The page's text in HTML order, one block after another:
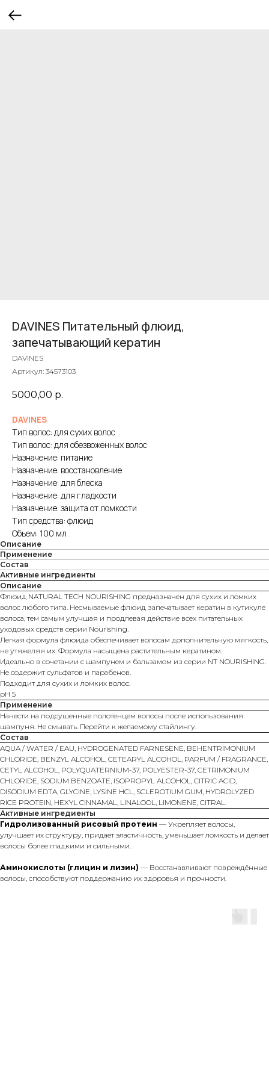
DAVINES Питательный флюид,
запечатывающий кератин
DAVINES
Артикул: 34573103
5000,00 р.
DAVINES
Тип волос: для сухих волос
Тип волос: для обезвоженных волос
Назначение: питание
Назначение: восстановление
Назначение: для блеска
Назначение: для гладкости
Назначение: защита от ломкости
Тип средства: флюид
Объем: 100 мл
Описание
Применение
Состав
Активные ингредиенты
Описание
Флюид NATURAL TECH NOURISHING предназначен для сухих и ломких
волос любого типа. Несмываемые флюид запечатывает кератин в кутикуле
волоса, тем самым улучшая и продлевая действие всех питательных
уходовых средств серии Nourishing.
Легкая формула флюида обеспечивает волосам дополнительную мягкость,
не утяжеляя их. Формула насыщена растительным кератином.
Идеально в сочетании с шампунем и бальзамом из серии NT NOURISHING.
Не содержит сульфатов и парабенов.
Подходит для сухих и ломких волос.
рН 5
Применение
Нанести на подсушенные полотенцем волосы после использования
шампуня. Не смывать. Перейти к желаемому стайлингу.
Состав
AQUA / WATER / EAU, HYDROGENATED FARNESENE, BEHENTRIMONIUM
CHLORIDE, BENZYL ALCOHOL, CETEARYL ALCOHOL, PARFUM / FRAGRANCE,
CETYL ALCOHOL, POLYQUATERNIUM-37, POLYESTER-37, CETRIMONIUM
CHLORIDE, SODIUM BENZOATE, ISOPROPYL ALCOHOL, CITRIC ACID,
DISODIUM EDTA, GLYCINE, LYSINE HCL, SCLEROTIUM GUM, HYDROLYZED
RICE PROTEIN, HEXYL CINNAMAL, LINALOOL, LIMONENE, CITRAL.
Активные ингредиенты
Гидролизованный рисовый протеин — Укрепляет волосы,
улучшает их структуру, придаёт эластичность, уменьшает ломкость и делает
волосы более гладкими и сильными.
Аминокислоты (глицин и лизин) — Восстанавливают повреждённые
волосы, способствуют поддержанию их здоровья и прочности.